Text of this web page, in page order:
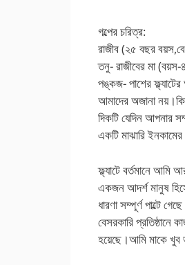
গল্পের চরিত্র:
রাজীব (২৫ বছর
তনু- রাজীবের মা
পঙ্কজ- পাশের
আমাদের অজানা
দিকটি যেদিন আপনার
একটি মাঝারি
ফ্ল্যাটে বর্তমানে
একজন আদর্শ মানুষ
ধারণা সম্পূর্ণ পাল্টে
বেসরকারি
হয়েছে।আমি মাকে খুব